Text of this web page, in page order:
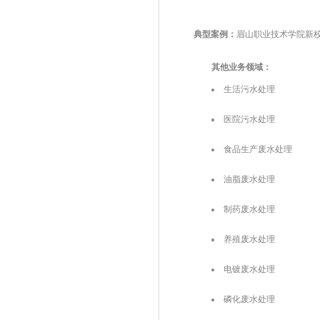
典型案例： 眉山职业技术学院新
其他业务领域：
生活污水处理
医院污水处理
食品生产废水处理
油脂废水处理
制药废水处理
养殖废水处理
电镀废水处理
磷化废水处理